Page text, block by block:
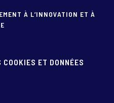
À L’INNOVATION ET À
ET DONNÉES